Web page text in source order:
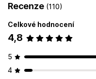
Recenze (110)
Celkové hodnocení
4,8
5
4